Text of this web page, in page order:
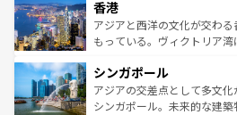
とつ。フォーやバインミー、
ひ現地で味わいたい。どの
が旅行者を迎えてくれるの
参照してほしい。
の活気が交差している。北部
帯で自然と触れ合い、南部
いビーチでリゾート気分を
激する。気候は一年中温暖で
が待っている。親しみやす
た文化、そして多様な観光
香港
アジアと西洋の文化が交わ
もっている。ヴィクトリア
み、どこを訪れても感動する
ており、効率よく見どころ
うな絶景から文化的な体験
シンガポール
アジアの交差点として多文
シンガポール。未来的な建